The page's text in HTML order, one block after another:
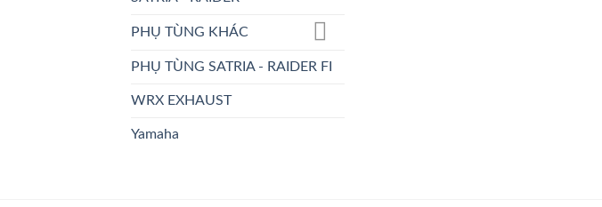
PHỤ TÙNG KHÁC
PHỤ TÙNG SATRIA - RAIDER FI
WRX EXHAUST
Yamaha